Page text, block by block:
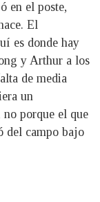
en el poste,
El
es donde hay
y Arthur a los
de media
un
porque el que
del campo bajo